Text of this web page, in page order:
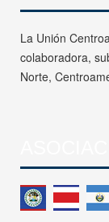
La Unión
colaboradora,
Norte,